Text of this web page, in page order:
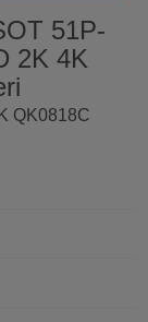
51P-
2K 4K
QK0818C